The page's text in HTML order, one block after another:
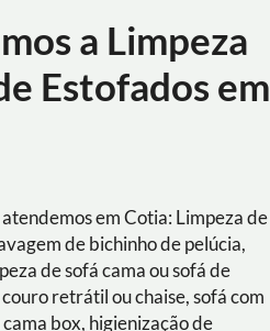
a Limpeza
Estofados em
em Cotia: Limpeza de
de bichinho de pelúcia,
de sofá cama ou sofá de
retrátil ou chaise, sofá com
box, higienização de